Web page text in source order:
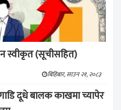
स्वीकृत (सूचीसहित)
बिहिबार, साउन २१, २०८३
दूधे बालक काखमा च्यापेर